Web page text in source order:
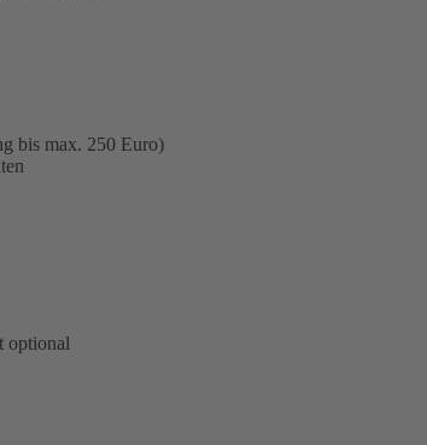
bis max. 250 Euro)
optional